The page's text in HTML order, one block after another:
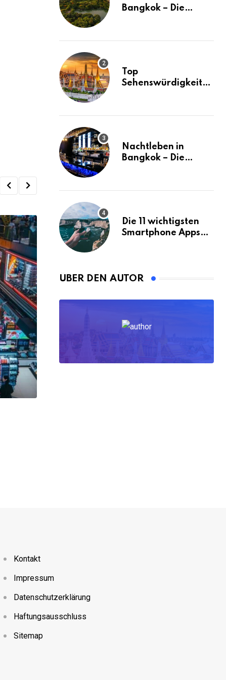
Bangkok – Die
Bangkok
Top
Sehenswürdigkeiten
(mit Karte)
Nachtleben in
Bangkok – Die
Die 11 wichtigsten
Smartphone Apps
ÜBER DEN AUTOR
Kontakt
Impressum
Datenschutzerklärung
Haftungsausschluss
Sitemap